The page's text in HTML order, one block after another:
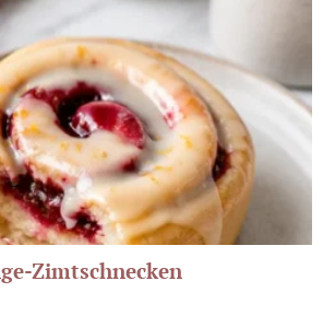
Zimtschnecken